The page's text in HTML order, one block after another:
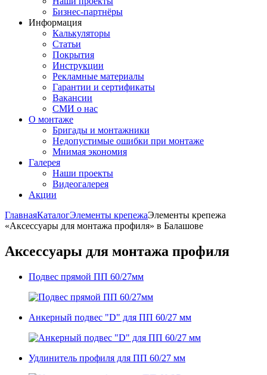
Бизнес-партнёры
Информация
Калькуляторы
Статьи
Покрытия
Инструкции
Рекламные материалы
Гарантии и сертификаты
Вакансии
СМИ о нас
О монтаже
Бригады и монтажники
Недопустимые ошибки при монтаже
Мнимая экономия
Галерея
Наши проекты
Видеогалерея
Акции
ГлавнаяКаталогЭлементы крепежаЭлементы крепежа
«Аксессуары для монтажа профиля» в Балашове
Аксессуары для монтажа профиля
Подвес прямой ПП 60/27мм
Анкерный подвес "D" для ПП 60/27 мм
Удлинитель профиля для ПП 60/27 мм